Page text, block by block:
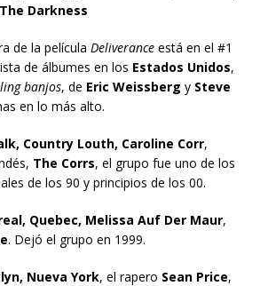
The Darkness
de la película Deliverance está en el #1
de álbumes en los Estados Unidos,
banjos, de Eric Weissberg y Steve
en lo más alto.
Country Louth, Caroline Corr,
The Corrs, el grupo fue uno de los
de los 90 y principios de los 00.
Quebec, Melissa Auf Der Maur,
. Dejó el grupo en 1999.
Nueva York, el rapero Sean Price,